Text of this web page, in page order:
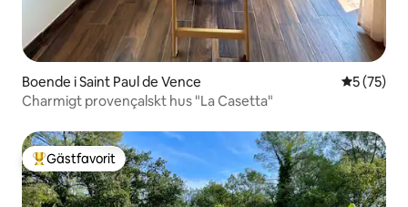
Boende i Saint Paul de Vence 5 av 5 i
5 (75)
Charmigt provençalskt hus "La Casetta"
Populär gästfavorit
Gästfavorit